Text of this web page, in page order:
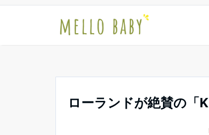
ローランドが絶賛の「